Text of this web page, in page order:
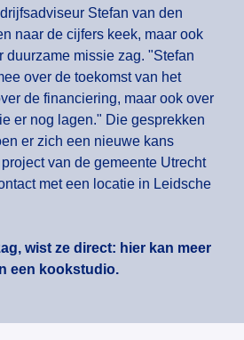
Stefan van den
naar de cijfers keek, maar ook
duurzame missie zag. "Stefan
over de toekomst van het
de financiering, maar ook over
er nog lagen." Die gesprekken
er zich een nieuwe kans
van de gemeente Utrecht
met een locatie in Leidsche
wist ze direct: hier kan meer
een kookstudio.